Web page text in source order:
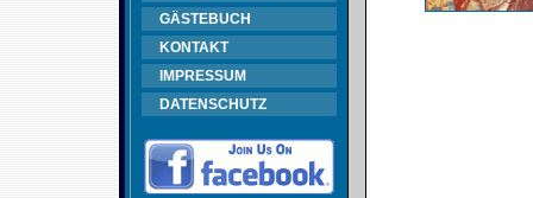
GÄSTEBUCH
KONTAKT
IMPRESSUM
DATENSCHUTZ